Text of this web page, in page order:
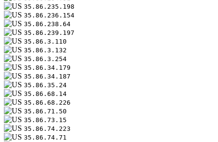
35.86.235.198
35.86.236.154
35.86.238.64
35.86.239.197
35.86.3.110
35.86.3.132
35.86.3.254
35.86.34.179
35.86.34.187
35.86.35.24
35.86.68.14
35.86.68.226
35.86.71.50
35.86.73.15
35.86.74.223
35.86.74.71